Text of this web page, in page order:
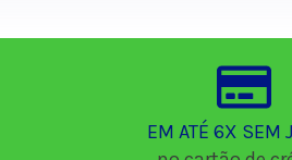
EM ATÉ 6X SEM